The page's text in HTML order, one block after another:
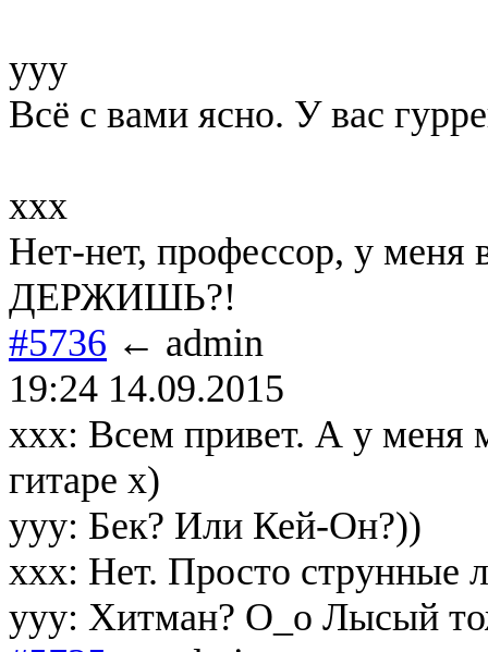
yyy
Всё с вами ясно. У вас
xxx
Нет-нет, профессор, у
ДЕРЖИШЬ?!
#5736 ← admin
19:24 14.09.2015
xxx: Всем привет. А у меня
гитаре х)
yyy: Бек? Или Кей-Он?))
xxx: Нет. Просто струнные
yyy: Хитман? О_о Лысый